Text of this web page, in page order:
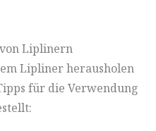
Liplinern
Lipliner herausholen
für die Verwendung